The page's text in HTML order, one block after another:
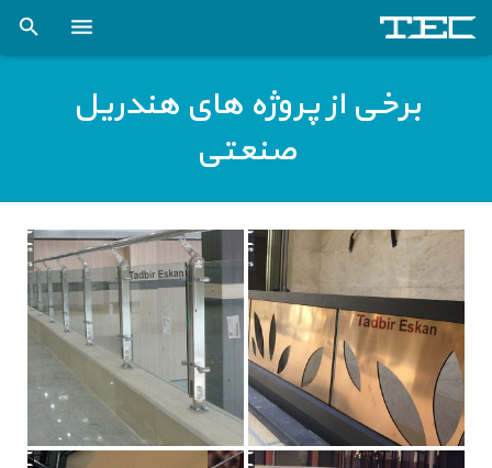
پروژه ها
اخبار
کتاب و مقالات علمی
کارخانه اسکلت فلزی
تماس با ما
برخی از پروژه های هندریل
صنعتی